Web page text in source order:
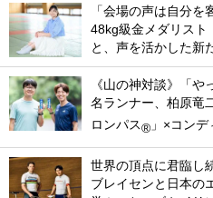
「会場の声は自分
48kg級金メダリスト
と、声を活かした新
《山の神対談》「や
名ランナー、柏原竜
ロンパス® 」×コン
世界の頂点に君臨し
ブレイセンと日本の